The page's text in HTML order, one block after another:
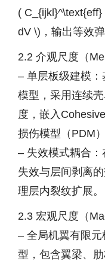
(
dV \)，输出等效
2.2 介观尺度（
– 单层板级建模
模型，采用连续
度，嵌入
损伤模型（PDM
– 失效模式耦合
失效与层间剥离
理层内裂纹扩展。
2.3 宏观尺度（
– 全局机翼有限
型，包含翼梁、